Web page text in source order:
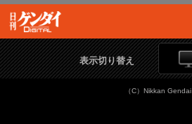
表示切り替え
（C）Nikkan Gendai